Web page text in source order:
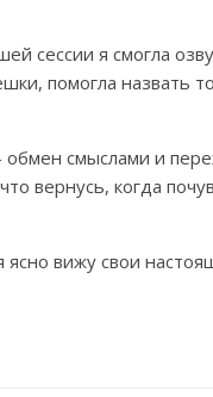
сессии я смогла
помогла назвать
смыслами и
вернусь, когда
вижу свои